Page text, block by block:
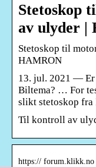
Stetoskop
av ulyder |
Stetoskop til
HAMRON
13. jul. 2021 — Er
Biltema? … For
slikt stetoskop fra
Til kontroll av
https:// forum.klikk.no